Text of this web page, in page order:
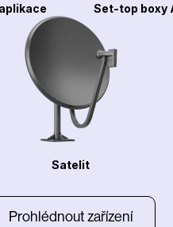
Set-top boxy
Satelit
Prohlédnout zařízení